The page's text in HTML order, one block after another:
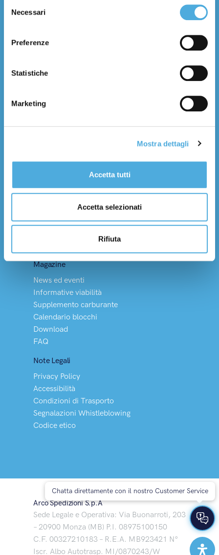
delNecessari
Preferenze
Statistiche
Marketing
Mostra dettagli
Accetta tutti
Accetta selezionati
Rifiuta
Threads
Filosofia e valori
Filiali
Lavora con noi
Trasporto nazionale
Trasporto internazionale
Tempi di consegna
Magazine
News ed eventi
Informative viabilità
Supplemento carburante
Calendario blocchi
Download
FAQ
Note Legali
Privacy Policy
Accessibilità
Condizioni di Trasporto
Segnalazioni Whistleblowing
Codice etico
Arco Spedizioni S.p.A
Sede Legale e Operativa: Via Buonarroti, 203
– 20900 Monza (MB) P.I. 08975100150
C.F. 00327210183 – R.E.A. MB923421 N°
Iscr. Albo Autotrasp. MI/0870243/W
Chatta direttamente con il nostro Customer Service